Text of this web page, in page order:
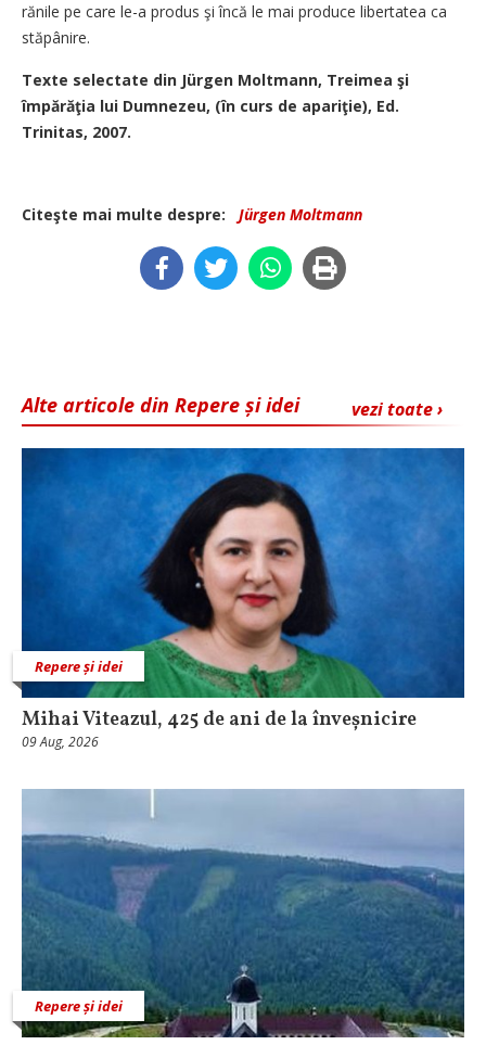
rănile pe care le-a produs şi încă le mai produce libertatea ca
stăpânire.
Texte selectate din Jürgen Moltmann, Treimea şi
împărăţia lui Dumnezeu, (în curs de apariţie), Ed.
Trinitas, 2007.
Citeşte mai multe despre: Jürgen Moltmann
vezi toate ›
Alte articole din Repere și idei
Repere și idei
Mihai Viteazul, 425 de ani de la înveșnicire
09 Aug, 2026
Repere și idei